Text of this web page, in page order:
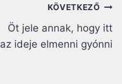
KÖVETKEZŐ
Öt jele annak, hogy itt
az ideje elmenni gyónni